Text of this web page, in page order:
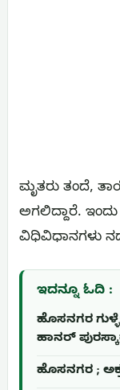
ಮೃತರು ತಂದೆ,
ಅಗಲಿದ್ದಾರೆ‌.
ವಿಧಿವಿಧಾನಗಳು
ಇದನ್ನೂ ಓದಿ :
ಹೊಸನಗರ
ಹಾನರ್
ಹೊಸನಗರ ;